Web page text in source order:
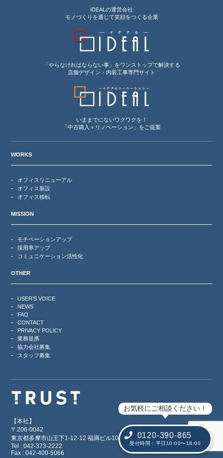
お気軽にご相談ください！
0120-390-865
受付時間：平日10:00〜18:00
IDEALの運営会社
モノづくりを通じて笑顔をつくる企業
「やらなければならない事」をワンストップで解決する
店舗デザイン・内装工事専門サイト
いままでにないワクワクを！
「中古購入＋リノベーション」をご提案
WORKS
オフィスリニューアル
オフィス新設
オフィス移転
MISSION
モチベーションアップ
採用率アップ
コミュニケーション活性化
OTHER
USER’S VOICE
NEWS
FAQ
CONTACT
PRIVACY POLICY
業務提携
協力会社募集
スタッフ募集
【本社】
〒206-0042
東京都多摩市山王下1-12-12 福満ビル101
Tel : 042-373-2222
Fax : 042-400-5066